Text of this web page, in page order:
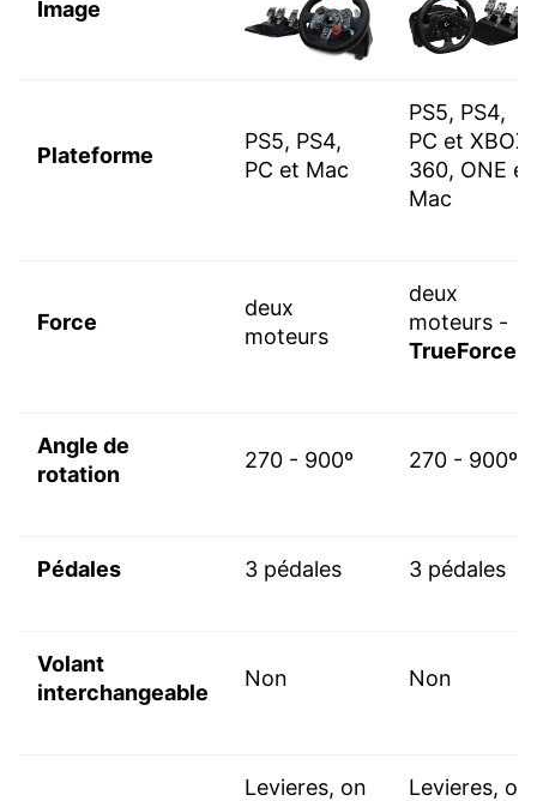
Image
Plateforme
PS5, PS4,
PC et Mac
PS5, PS4,
PC et XBOX
360, ONE et
Mac
Force
deux
moteurs
deux
moteurs -
TrueForce
Angle de
rotation
270 - 900º 270 - 900º
Pédales 3 pédales 3 pédales
Volant
interchangeable
Non Non
Levieres, on
Levieres, on